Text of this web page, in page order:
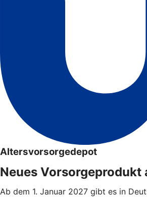
Altersvorsorgedepot
Neues Vorsorgeprodukt
Ab dem 1. Januar 2027 gibt es in